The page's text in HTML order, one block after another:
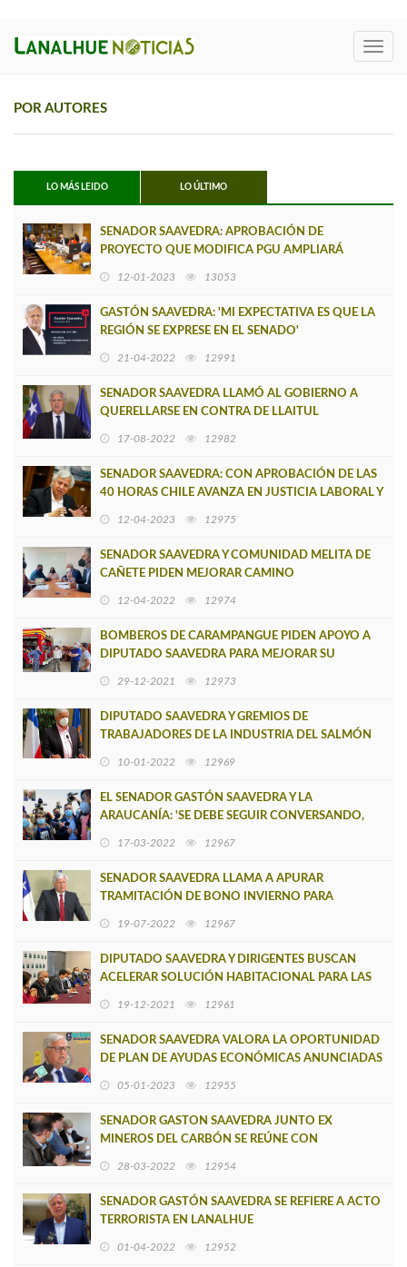
POR AUTORES
LO MÁS LEIDO LO ÚLTIMO
SENADOR SAAVEDRA: APROBACIÓN DE
PROYECTO QUE MODIFICA PGU AMPLIARÁ
12-01-2023 13053
GASTÓN SAAVEDRA: 'MI EXPECTATIVA ES QUE LA
REGIÓN SE EXPRESE EN EL SENADO'
21-04-2022 12991
SENADOR SAAVEDRA LLAMÓ AL GOBIERNO A
QUERELLARSE EN CONTRA DE LLAITUL
17-08-2022 12982
SENADOR SAAVEDRA: CON APROBACIÓN DE LAS
40 HORAS CHILE AVANZA EN JUSTICIA LABORAL Y
12-04-2023 12975
SENADOR SAAVEDRA Y COMUNIDAD MELITA DE
CAÑETE PIDEN MEJORAR CAMINO
12-04-2022 12974
BOMBEROS DE CARAMPANGUE PIDEN APOYO A
DIPUTADO SAAVEDRA PARA MEJORAR SU
29-12-2021 12973
DIPUTADO SAAVEDRA Y GREMIOS DE
TRABAJADORES DE LA INDUSTRIA DEL SALMÓN
10-01-2022 12969
EL SENADOR GASTÓN SAAVEDRA Y LA
ARAUCANÍA: 'SE DEBE SEGUIR CONVERSANDO,
17-03-2022 12967
SENADOR SAAVEDRA LLAMA A APURAR
TRAMITACIÓN DE BONO INVIERNO PARA
19-07-2022 12967
DIPUTADO SAAVEDRA Y DIRIGENTES BUSCAN
ACELERAR SOLUCIÓN HABITACIONAL PARA LAS
19-12-2021 12961
SENADOR SAAVEDRA VALORA LA OPORTUNIDAD
DE PLAN DE AYUDAS ECONÓMICAS ANUNCIADAS
05-01-2023 12955
SENADOR GASTON SAAVEDRA JUNTO EX
MINEROS DEL CARBÓN SE REÚNE CON
28-03-2022 12954
SENADOR GASTÓN SAAVEDRA SE REFIERE A ACTO
TERRORISTA EN LANALHUE
01-04-2022 12952